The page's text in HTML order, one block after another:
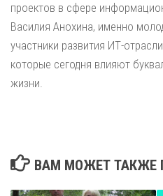
проектов в сфере
Василия Анохина, именно
участники развития ИТ-
которые сегодня влияют
жизни.
ВАМ МОЖЕТ ТАКЖЕ